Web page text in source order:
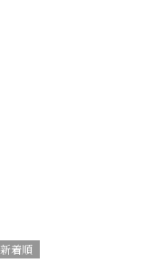
新着順